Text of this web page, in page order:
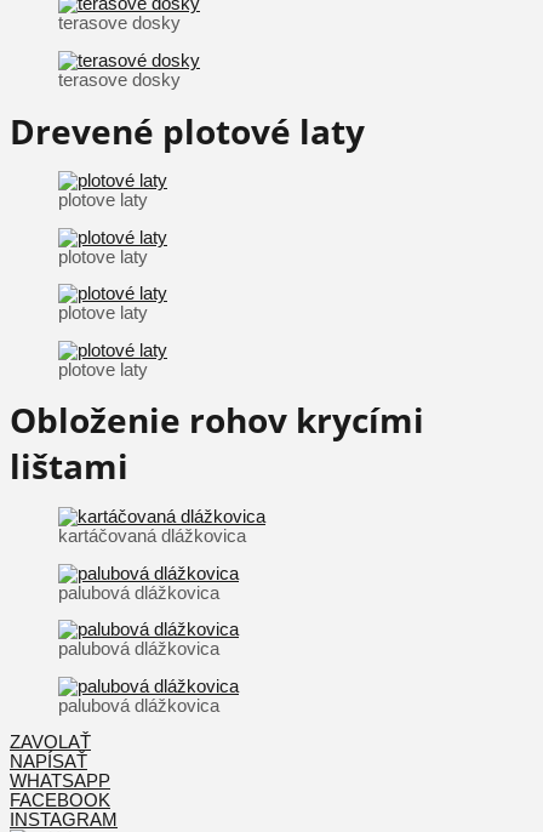
terasove dosky
terasove dosky
Drevené plotové laty
plotove laty
plotove laty
plotove laty
plotove laty
Obloženie rohov krycími
lištami
kartáčovaná dlážkovica
palubová dlážkovica
palubová dlážkovica
palubová dlážkovica
ZAVOLAŤ
NAPÍSAŤ
WHATSAPP
FACEBOOK
INSTAGRAM